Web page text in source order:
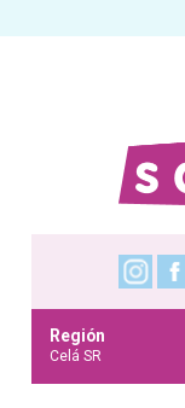
Región
Celá SR